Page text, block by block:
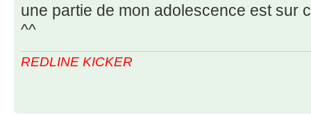
une partie de mon adolescence est sur
^^
REDLINE KICKER